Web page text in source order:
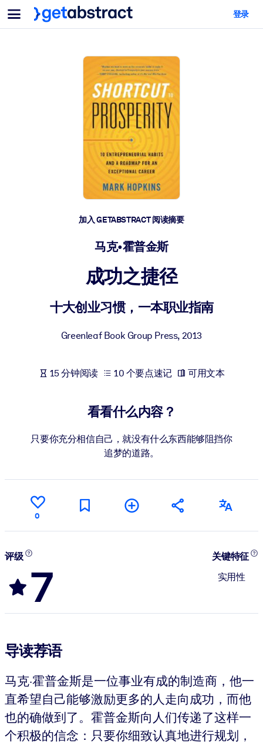
菜单
面向团队与管理者
为您的员工配备关键的人工智能技能。
帮助您的管理者为未来的工作时代做好准备。
让团队更轻松地共同学习、解决实际问题并更快采取行动。
培养您的员工应对未来挑战所需的技能。
将简短且经过验证的知识引入您的 LMS/LXP，以获得更强的学习效
利用可靠、结构化的知识为您的人工智能系统提供动力，以改善输
面向人工智能系统
登录
加入 GETABSTRACT 阅读摘要
马克•霍普金斯
成功之捷径
十大创业习惯，一本职业指南
Greenleaf Book Group Press, 2013
15 分钟阅读 10 个要点速记 可用文本
看看什么内容？
只要你充分相信自己，就没有什么东西能够阻挡你
追梦的道路。
0
评级
7
关键特征
实用性
导读荐语
马克·霍普金斯是一位事业有成的制造商，他一
直希望自己能够激励更多的人走向成功，而他
也的确做到了。霍普金斯向人们传递了这样一
个积极的信念：只要你细致认真地进行规划，